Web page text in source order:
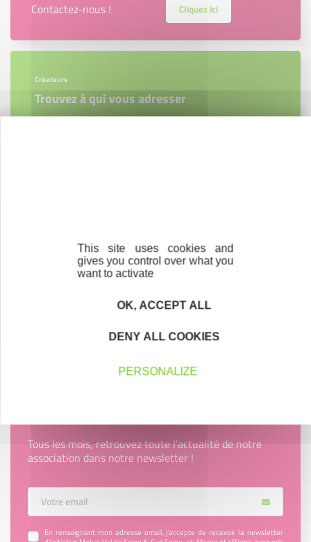
Contactez-nous ! Cliquez ici
Créateurs
Trouvez à qui vous adresser
Vous souhaitez vous engager au service des
Tous les mois, retrouvez toute l’actualité de notre
association dans notre newsletter !
Votre Email
En renseignant mon adresse email, j’accepte de recevoir la newsletter
This site uses cookies and
gives you control over what you
want to activate
OK, ACCEPT ALL
DENY ALL COOKIES
PERSONALIZE